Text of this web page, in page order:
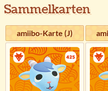
Sammelkarten
amiibo-Karte (J)